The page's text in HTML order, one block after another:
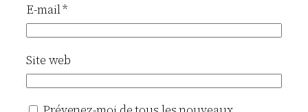
E-mail*
Site web